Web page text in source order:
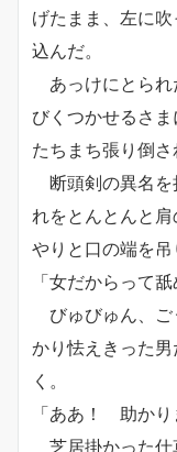
げたまま、左に
込んだ。
あっけにとられ
びくつかせるさ
たちまち張り倒さ
断頭剣の異名を
れをとんとんと
やりと口の端を吊
「女だからって舐
びゅびゅん、ご
かり怯えきった
く。
「ああ！ 助かり
芝居掛かった仕